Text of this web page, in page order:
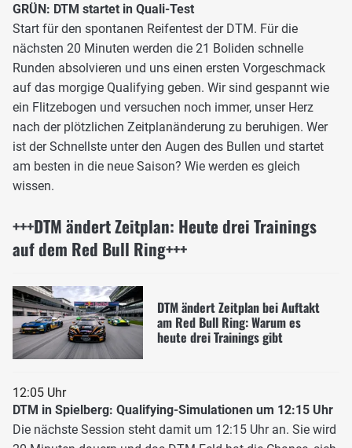
GRÜN: DTM startet in Quali-Test
Start für den spontanen Reifentest der DTM. Für die
nächsten 20 Minuten werden die 21 Boliden schnelle
Runden absolvieren und uns einen ersten Vorgeschmack
auf das morgige Qualifying geben. Wir sind gespannt wie
ein Flitzebogen und versuchen noch immer, unser Herz
nach der plötzlichen Zeitplanänderung zu beruhigen. Wer
ist der Schnellste unter den Augen des Bullen und startet
am besten in die neue Saison? Wie werden es gleich
wissen.
+++DTM ändert Zeitplan: Heute drei Trainings
auf dem Red Bull Ring+++
DTM ändert Zeitplan bei Auftakt
am Red Bull Ring: Warum es
heute drei Trainings gibt
12:05 Uhr
DTM in Spielberg: Qualifying-Simulationen um 12:15 Uhr
Die nächste Session steht damit um 12:15 Uhr an. Sie wird